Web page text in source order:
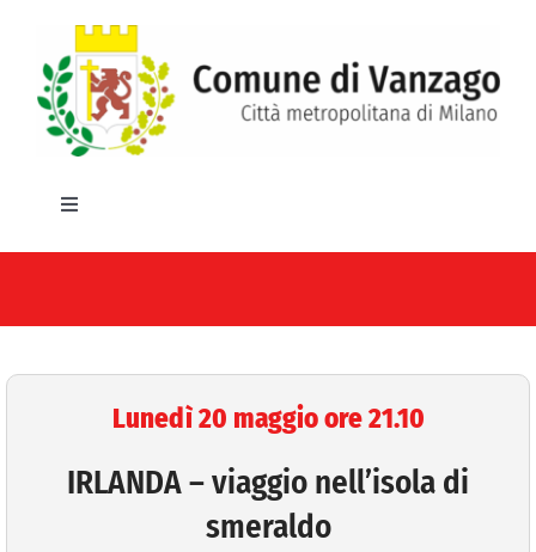
contenuto
Toggle
HOME
IL COMUNE
Lunedì 20 maggio ore 21.10
IRLANDA – viaggio nell’isola di
smeraldo